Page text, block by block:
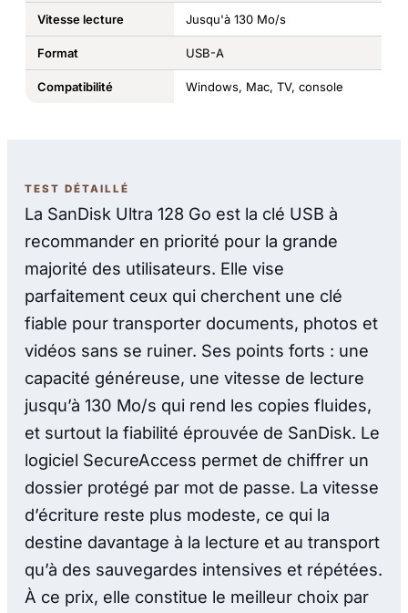
Vitesse lecture Jusqu'à 130 Mo/s
Format USB-A
Compatibilité Windows, Mac, TV, console
TEST DÉTAILLÉ
La SanDisk Ultra 128 Go est la clé USB à
recommander en priorité pour la grande
majorité des utilisateurs. Elle vise
parfaitement ceux qui cherchent une clé
fiable pour transporter documents, photos et
vidéos sans se ruiner. Ses points forts : une
capacité généreuse, une vitesse de lecture
jusqu’à 130 Mo/s qui rend les copies fluides,
et surtout la fiabilité éprouvée de SanDisk. Le
logiciel SecureAccess permet de chiffrer un
dossier protégé par mot de passe. La vitesse
d’écriture reste plus modeste, ce qui la
destine davantage à la lecture et au transport
qu’à des sauvegardes intensives et répétées.
À ce prix, elle constitue le meilleur choix par